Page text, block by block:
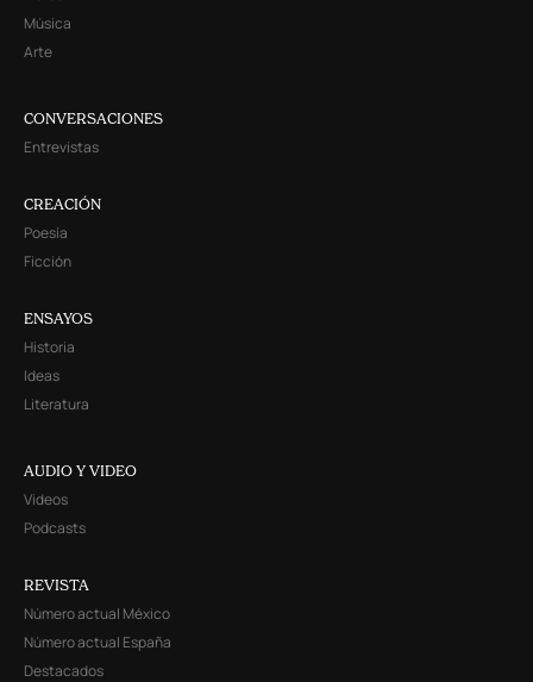
Música
Arte
CONVERSACIONES
Entrevistas
CREACIÓN
Poesía
Ficción
ENSAYOS
Historia
Ideas
Literatura
AUDIO Y VIDEO
Videos
Podcasts
REVISTA
Número actual México
Número actual España
Destacados